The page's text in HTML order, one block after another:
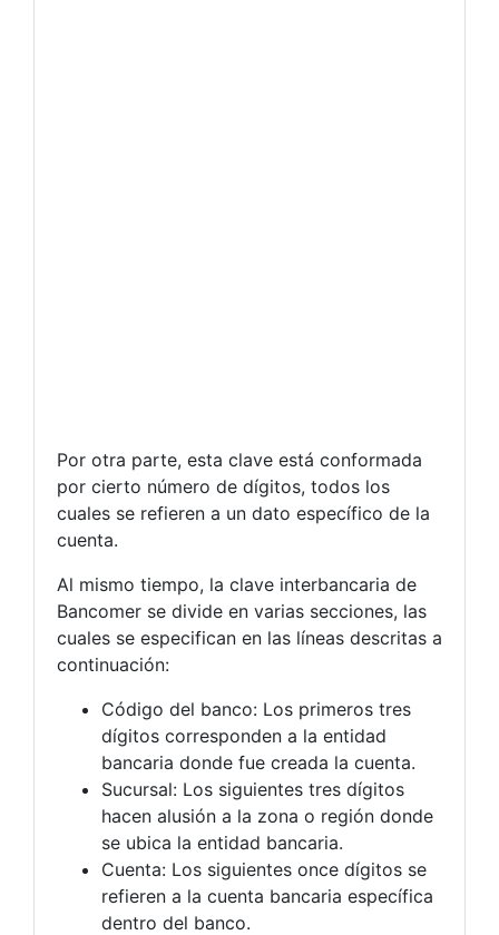
Por otra parte, esta clave está conformada
por cierto número de dígitos, todos los
cuales se refieren a un dato específico de la
cuenta.
Al mismo tiempo, la clave interbancaria de
Bancomer se divide en varias secciones, las
cuales se especifican en las líneas descritas a
continuación:
Código del banco: Los primeros tres
dígitos corresponden a la entidad
bancaria donde fue creada la cuenta.
Sucursal: Los siguientes tres dígitos
hacen alusión a la zona o región donde
se ubica la entidad bancaria.
Cuenta: Los siguientes once dígitos se
refieren a la cuenta bancaria específica
dentro del banco.